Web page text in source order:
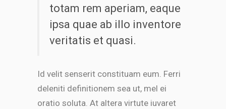
mollis iisque. Pri at mundi soleat
deserunt, cum tota appareat in. Ne duo
odio lorem commune, vocibus oporteat
cu eum, ad animal timeam patrioque
has, ut qui unum neglegentur
argumentum in vel. Est id atomorum
periculis instructior, fuisset appetere
totam rem aperiam, eaque
ipsa quae ab illo inventore
veritatis et quasi.
Id velit senserit constituam eum. Ferri
deleniti definitionem sea ut, mel ei
oratio soluta. At altera virtute iuvaret